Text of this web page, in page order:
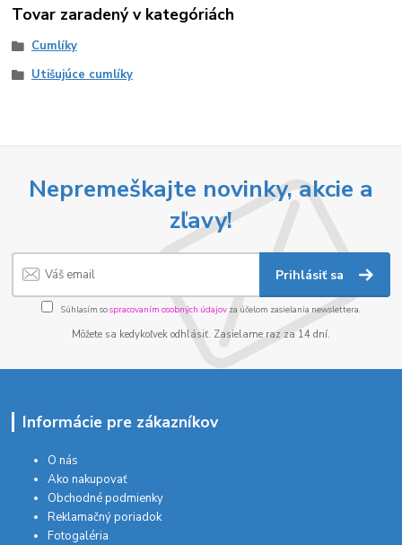
Tovar zaradený v kategóriách
Cumlíky
Utišujúce cumlíky
Nepremeškajte novinky, akcie a
zľavy!
Prihlásiť sa
Súhlasím sospracovaním osobných údajov za účelom zasielania newslettera.
Môžete sa kedykoľvek odhlásiť. Zasielame raz za 14 dní.
Informácie pre zákazníkov
O nás
Ako nakupovať
Obchodné podmienky
Reklamačný poriadok
Fotogaléria